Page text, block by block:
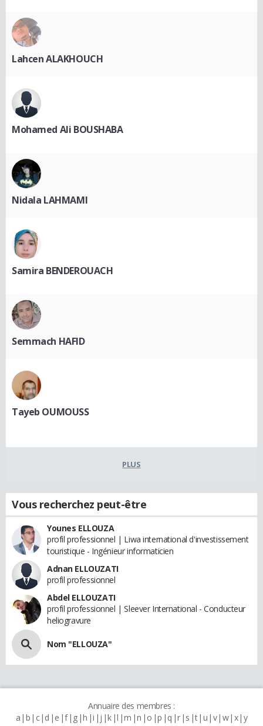
Lahcen ALAKHOUCH
Mohamed Ali BOUSHABA
Nidala LAHMAMI
Samira BENDEROUACH
Semmach HAFID
Tayeb OUMOUSS
PLUS
Vous recherchez peut-être
Younes ELLOUZA
profil professionnel | Liwa international d'investissement
touristique - Ingénieur informaticien
Adnan ELLOUZATI
profil professionnel
Abdel ELLOUZATI
profil professionnel | Sleever International - Conducteur
heliogravure
Nom "ELLOUZA"
Annuaire des membres :
a b c d e f g h i j k l m n o p q r s t u v w x y